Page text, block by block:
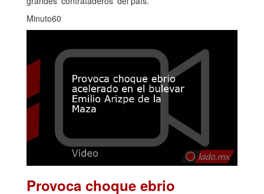
Minuto60
Provoca choque ebrio